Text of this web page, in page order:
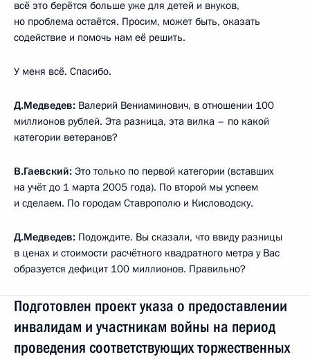
всё это берётся больше уже для детей и внуков,
но проблема остаётся. Просим, может быть, оказать
содействие и помочь нам её решить.
У меня всё. Спасибо.
Д.Медведев: Валерий Вениаминович, в отношении 100
миллионов рублей. Эта разница, эта вилка – по какой
категории ветеранов?
В.Гаевский: Это только по первой категории (вставших
на учёт до 1 марта 2005 года). По второй мы успеем
и сделаем. По городам Ставрополю и Кисловодску.
Д.Медведев: Подождите. Вы сказали, что ввиду разницы
в ценах и стоимости расчётного квадратного метра у Вас
образуется дефицит 100 миллионов. Правильно?
Подготовлен проект указа о предоставлении
инвалидам и участникам войны на период
проведения соответствующих торжественных